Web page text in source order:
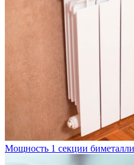
Мощность 1 секции